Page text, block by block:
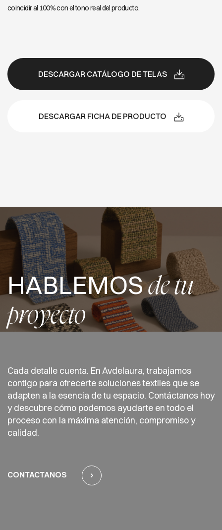
coincidir al 100% con el tono real del producto.
DESCARGAR CATÁLOGO DE TELAS
DESCARGAR FICHA DE PRODUCTO
HABLEMOSde tu
proyecto
Cada detalle cuenta. En Avdelaura, trabajamos
contigo para ofrecerte soluciones textiles que se
adapten a la esencia de tu espacio. Contáctanos hoy
y descubre cómo podemos ayudarte en todo el
proceso con la máxima atención, compromiso y
calidad.
CONTACTANOS